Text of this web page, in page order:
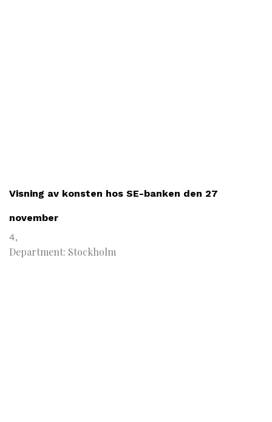
Visning av konsten hos SE-banken den 27
november
4,
Department: Stockholm